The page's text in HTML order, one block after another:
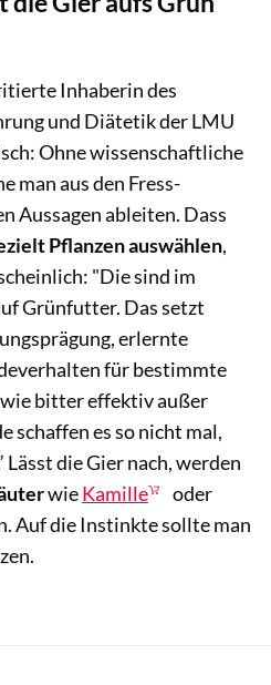
Inhaberin des
und Diätetik der LMU
Ohne wissenschaftliche
man aus den Fress-
Aussagen ableiten. Dass
Pflanzen auswählen,
"Die sind im
Grünfutter. Das setzt
erlernte
für bestimmte
bitter effektiv außer
schaffen es so nicht mal,
die Gier nach, werden
wieKamille
oder
Auf die Instinkte sollte man